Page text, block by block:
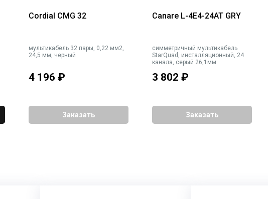
Cordial CMG 32
мультикабель 32 пары, 0,22 мм2,
24,5 мм, черный
4 196 ₽
Заказать
Canare L-4E4-24AT GRY
симметричный мультикабель
StarQuad, инсталляционный, 24
канала, серый 26,1мм
3 802 ₽
Заказать